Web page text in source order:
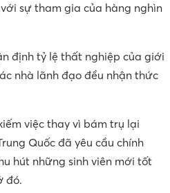
sự tham gia của hàng nghìn
định tỷ lệ thất nghiệp của giới
nhà lãnh đạo đều nhận thức
việc thay vì bám trụ lại
Quốc đã yêu cầu chính
hút những sinh viên mới tốt
đó.